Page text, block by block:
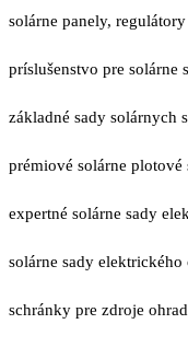
solárne panely,
príslušenstvo pre solárne
základné sady solárnych
prémiové solárne plotové
expertné solárne sady
solárne sady
schránky pre zdroje